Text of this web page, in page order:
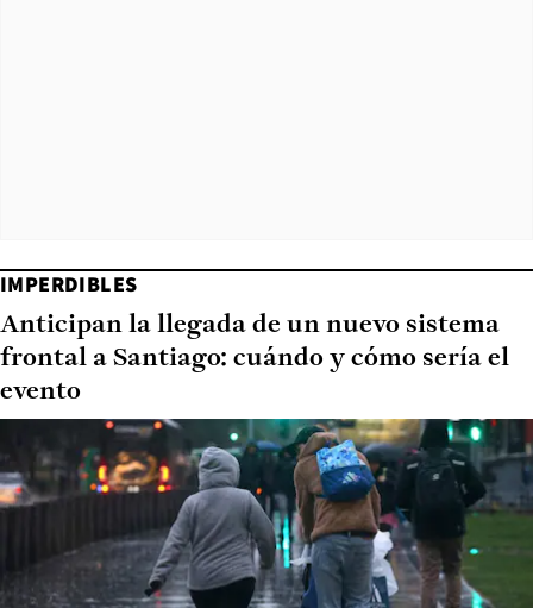
IMPERDIBLES
Anticipan la llegada de un nuevo sistema
frontal a Santiago: cuándo y cómo sería el
evento